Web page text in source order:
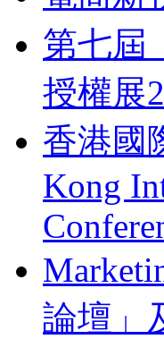
第七屆
授權展
香港國
Kong
論壇」